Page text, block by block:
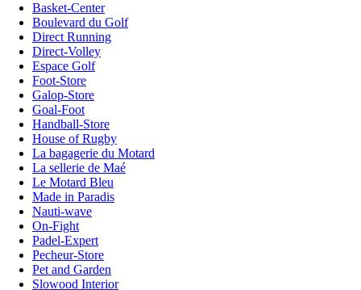
Basket-Center
Boulevard du Golf
Direct Running
Direct-Volley
Espace Golf
Foot-Store
Galop-Store
Goal-Foot
Handball-Store
House of Rugby
La bagagerie du Motard
La sellerie de Maé
Le Motard Bleu
Made in Paradis
Nauti-wave
On-Fight
Padel-Expert
Pecheur-Store
Pet and Garden
Slowood Interior